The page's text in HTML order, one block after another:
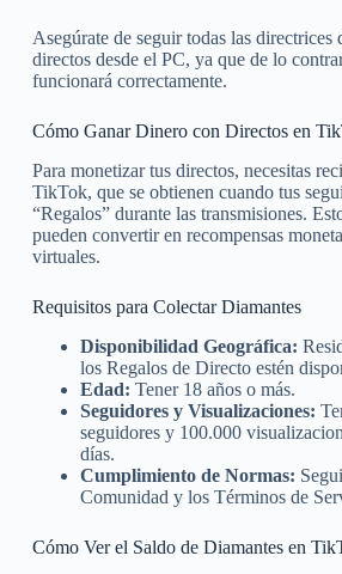
Asegúrate de seguir todas las
directos desde el PC, ya que de lo
funcionará correctamente.
Cómo Ganar Dinero con Directos en
Para monetizar tus directos, necesitas
TikTok, que se obtienen cuando tus
“Regalos” durante las transmisiones.
pueden convertir en recompensas
virtuales.
Requisitos para Colectar Diamantes
Disponibilidad Geográfica:
los Regalos de Directo estén
Edad: Tener 18 años o más.
Seguidores y Visualizaciones:
seguidores y 100.000
días.
Cumplimiento de Normas:
Comunidad y los Términos de
Cómo Ver el Saldo de Diamantes en